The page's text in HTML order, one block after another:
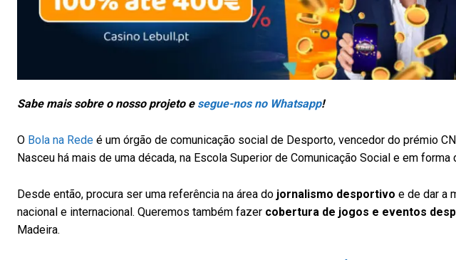
Sabe mais sobre o nosso projeto e segue-nos no Whatsapp!
O Bola na Rede é um órgão de comunicação social de Desporto, vencedor do prémio
Nasceu há mais de uma década, na Escola Superior de Comunicação Social e em forma
Desde então, procura ser uma referência na área do jornalismo desportivo e de dar a
nacional e internacional. Queremos também fazer cobertura de jogos e eventos
Madeira.